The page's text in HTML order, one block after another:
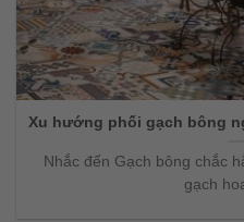
Xu hướng phối gạch bông
Nhắc đến Gạch bông chắc
gạch